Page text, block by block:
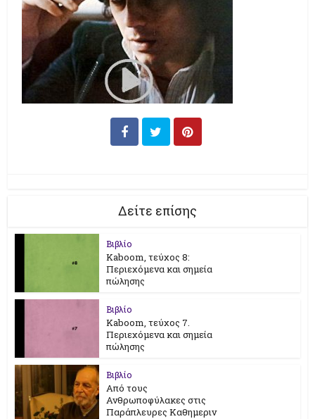
Δείτε επίσης
Βιβλίο
Kaboom, τεύχος 8:
Περιεχόμενα και σημεία
πώλησης
Βιβλίο
Kaboom, τεύχος 7.
Περιεχόμενα και σημεία
πώλησης
Βιβλίο
Από τους
Ανθρωποφύλακες στις
Παράπλευρες Καθημεριν